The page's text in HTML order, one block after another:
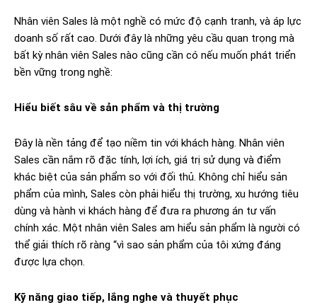
Nhân viên Sales là một nghề có mức độ cạnh tranh, và áp lực
doanh số rất cao. Dưới đây là những yêu cầu quan trọng mà
bất kỳ nhân viên Sales nào cũng cần có nếu muốn phát triển
bền vững trong nghề:
Hiểu biết sâu về sản phẩm và thị trường
Đây là nền tảng để tạo niềm tin với khách hàng. Nhân viên
Sales cần nắm rõ đặc tính, lợi ích, giá trị sử dụng và điểm
khác biệt của sản phẩm so với đối thủ. Không chỉ hiểu sản
phẩm của mình, Sales còn phải hiểu thị trường, xu hướng tiêu
dùng và hành vi khách hàng để đưa ra phương án tư vấn
chính xác. Một nhân viên Sales am hiểu sản phẩm là người có
thể giải thích rõ ràng “vì sao sản phẩm của tôi xứng đáng
được lựa chọn.
Kỹ năng giao tiếp, lắng nghe và thuyết phục